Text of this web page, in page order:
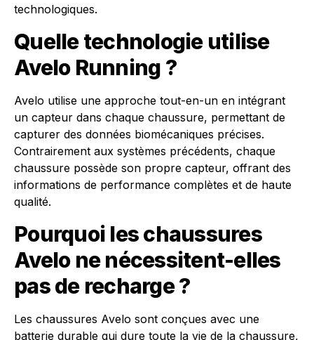
technologiques.
Quelle technologie utilise
Avelo Running ?
Avelo utilise une approche tout-en-un en intégrant
un capteur dans chaque chaussure, permettant de
capturer des données biomécaniques précises.
Contrairement aux systèmes précédents, chaque
chaussure possède son propre capteur, offrant des
informations de performance complètes et de haute
qualité.
Pourquoi les chaussures
Avelo ne nécessitent-elles
pas de recharge ?
Les chaussures Avelo sont conçues avec une
batterie durable qui dure toute la vie de la chaussure,